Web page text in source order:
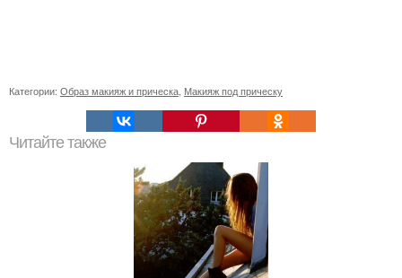
Категории: Образ макияж и прическа Макияж под прическу
Читайте также